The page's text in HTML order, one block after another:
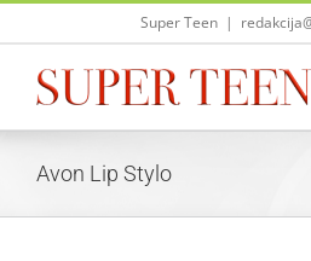
Skip
Super Teen |
Avon Lip Stylo